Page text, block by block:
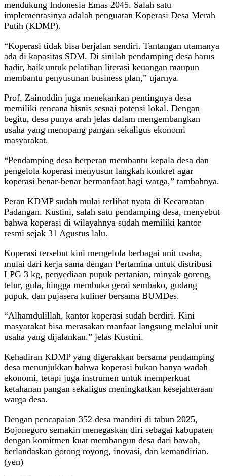
mendukung Indonesia Emas 2045. Salah satu
implementasinya adalah penguatan Koperasi Desa Merah
Putih (KDMP).
“Koperasi tidak bisa berjalan sendiri. Tantangan utamanya
ada di kapasitas SDM. Di sinilah pendamping desa harus
hadir, baik untuk pelatihan literasi keuangan maupun
membantu penyusunan business plan,” ujarnya.
Prof. Zainuddin juga menekankan pentingnya desa
memiliki rencana bisnis sesuai potensi lokal. Dengan
begitu, desa punya arah jelas dalam mengembangkan
usaha yang menopang pangan sekaligus ekonomi
masyarakat.
“Pendamping desa berperan membantu kepala desa dan
pengelola koperasi menyusun langkah konkret agar
koperasi benar-benar bermanfaat bagi warga,” tambahnya.
Peran KDMP sudah mulai terlihat nyata di Kecamatan
Padangan. Kustini, salah satu pendamping desa, menyebut
bahwa koperasi di wilayahnya sudah memiliki kantor
resmi sejak 31 Agustus lalu.
Koperasi tersebut kini mengelola berbagai unit usaha,
mulai dari kerja sama dengan Pertamina untuk distribusi
LPG 3 kg, penyediaan pupuk pertanian, minyak goreng,
telur, gula, hingga membuka gerai sembako, gudang
pupuk, dan pujasera kuliner bersama BUMDes.
“Alhamdulillah, kantor koperasi sudah berdiri. Kini
masyarakat bisa merasakan manfaat langsung melalui unit
usaha yang dijalankan,” jelas Kustini.
Kehadiran KDMP yang digerakkan bersama pendamping
desa menunjukkan bahwa koperasi bukan hanya wadah
ekonomi, tetapi juga instrumen untuk memperkuat
ketahanan pangan sekaligus meningkatkan kesejahteraan
warga desa.
Dengan pencapaian 352 desa mandiri di tahun 2025,
Bojonegoro semakin menegaskan diri sebagai kabupaten
dengan komitmen kuat membangun desa dari bawah,
berlandaskan gotong royong, inovasi, dan kemandirian.
(yen)